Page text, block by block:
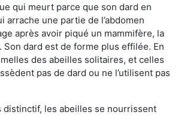
qui meurt parce que son dard en
arrache une partie de l’abdomen
après avoir piqué un mammifère, la
dard est de forme plus effilée. En
des abeilles solitaires, et celles
pas de dard ou ne l’utilisent pas
distinctif, les abeilles se nourrissent